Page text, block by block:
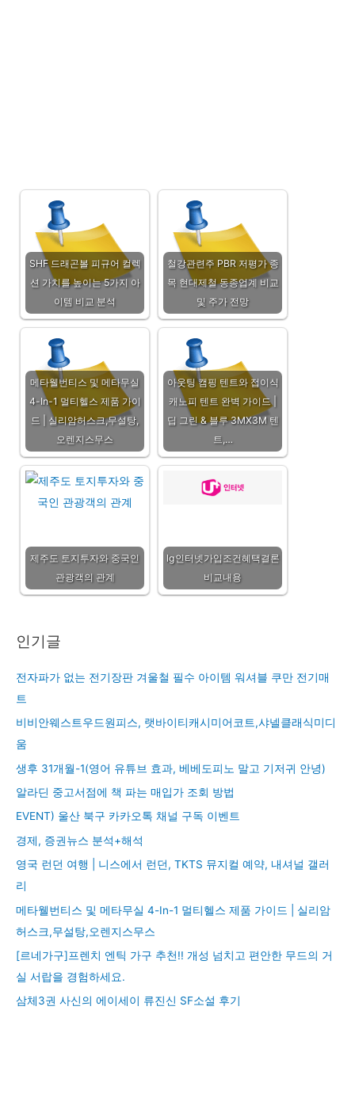
SHF 드래곤볼 피규어 컬렉
션 가치를 높이는 5가지 아
이템 비교 분석
철강관련주 PBR 저평가 종
목 현대제철 동종업계 비교
및 주가 전망
메타웰번티스 및 메타무실
4-In-1 멀티헬스 제품 가이
드 | 실리암허스크,무설탕,
오렌지스무스
아웃팅 캠핑 텐트와 접이식
캐노피 텐트 완벽 가이드 |
딥 그린 & 블루 3MX3M 텐
트,…
제주도 토지투자와 중국인
관광객의 관계
lg인터넷가입조건혜택결론
비교내용
인기글
전자파가 없는 전기장판 겨울철 필수 아이템 워셔블 쿠만 전기매
트
비비안웨스트우드원피스, 랫바이티캐시미어코트,샤넬클래식미디
움
생후 31개월-1(영어 유튜브 효과, 베베도피노 말고 기저귀 안녕)
알라딘 중고서점에 책 파는 매입가 조회 방법
EVENT) 울산 북구 카카오톡 채널 구독 이벤트
경제, 증권뉴스 분석+해석
영국 런던 여행 | 니스에서 런던, TKTS 뮤지컬 예약, 내셔널 갤러
리
메타웰번티스 및 메타무실 4-In-1 멀티헬스 제품 가이드 | 실리암
허스크,무설탕,오렌지스무스
[르네가구]프렌치 엔틱 가구 추천!! 개성 넘치고 편안한 무드의 거
실 서랍을 경험하세요.
삼체3권 사신의 에이세이 류진신 SF소설 후기